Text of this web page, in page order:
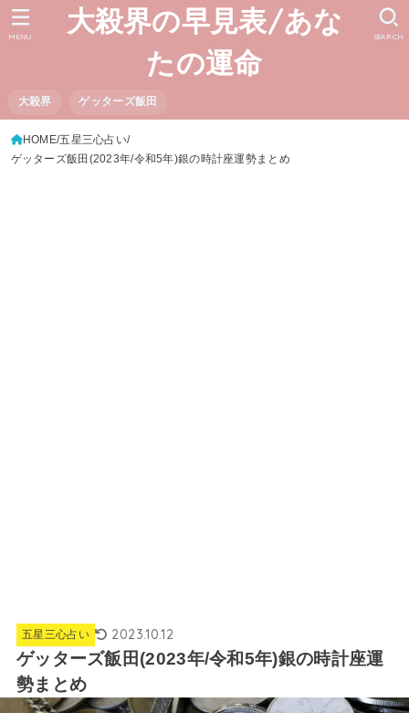
大殺界の早見表/あな
たの運命
大殺界 ゲッターズ飯田
SEARCH
MENU
HOME 五星三心占い
ゲッターズ飯田(2023年/令和5年)銀の時計座運勢まとめ
五星三心占い 2023.10.12
ゲッターズ飯田(2023年/令和5年)銀の時計座運
勢まとめ